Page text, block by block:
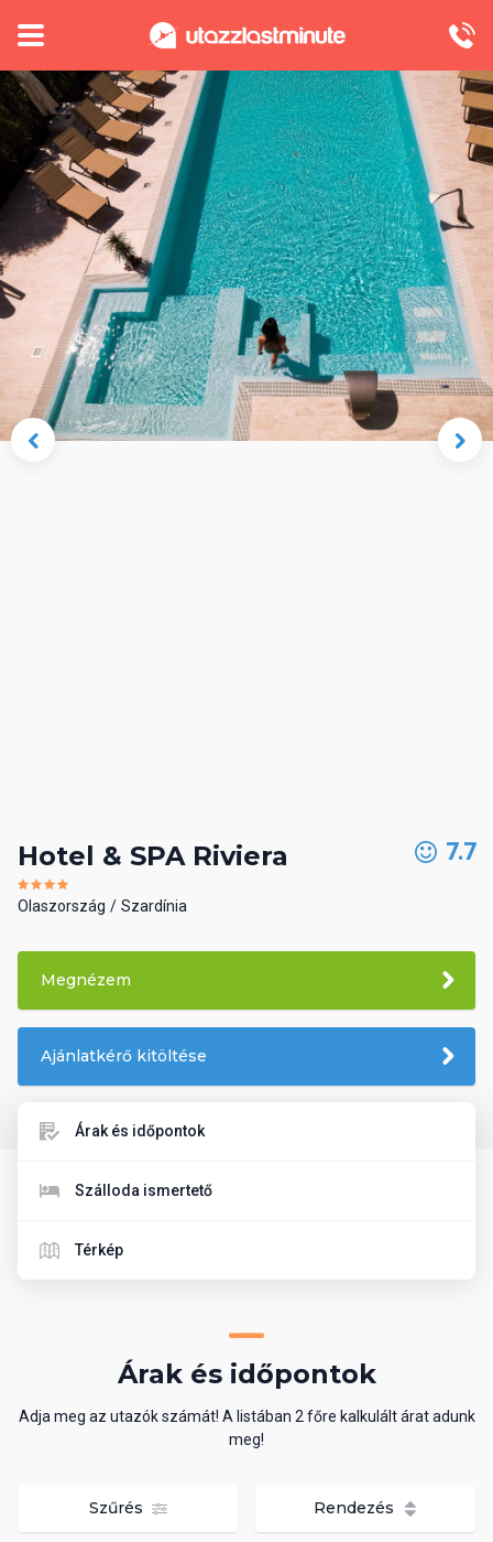
Hotel & SPA Riviera
Olaszország Szardínia
7.7
Megnézem
Ajánlatkérő kitöltése
Árak és időpontok
Szálloda ismertető
Térkép
Árak és időpontok
Adja meg az utazók számát! A listában 2 főre kalkulált árat adunk
meg!
Szűrés Rendezés